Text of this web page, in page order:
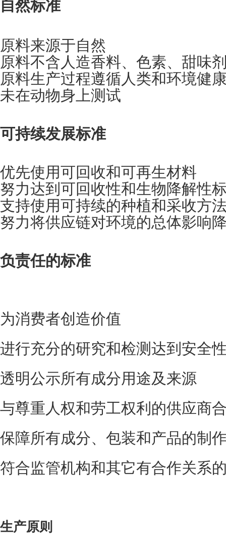
自然标准
原料来源于自然
原料不含人造香料、色素、甜味
原料生产过程遵循人类和环境健
未在动物身上测试
可持续发展标准
优先使用可回收和可再生材料
努力达到可回收性和生物降解性
支持使用可持续的种植和采收方
努力将供应链对环境的总体影响
负责任的标准
为消费者创造价值
进行充分的研究和检测达到安全
透明公示所有成分用途及来源
与尊重人权和劳工权利的供应商
保障所有成分、包装和产品的制
符合监管机构和其它有合作关系
生产原则